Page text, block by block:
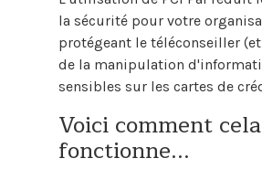
la sécurité pour votre
protégeant le téléconseiller
de la manipulation
sensibles sur les cartes de
Voici comment cela
fonctionne...